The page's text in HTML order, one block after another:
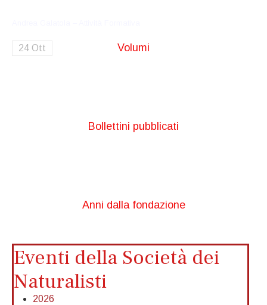
24 Ott Volumi
Bollettini pubblicati
Anni dalla fondazione
Eventi della Società dei
Naturalisti
2026